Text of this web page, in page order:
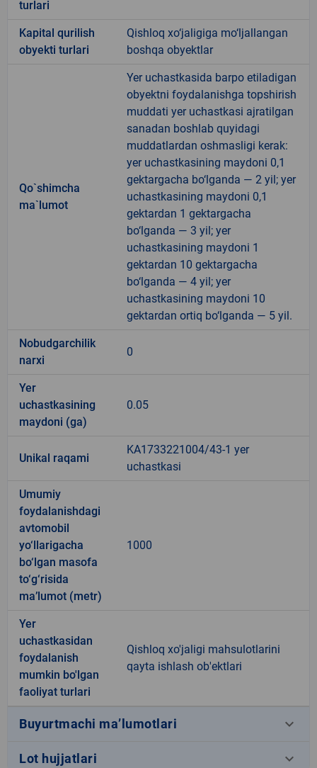
turlari
Kapital qurilish
obyekti turlari
Qishloq xo‘jaligiga mo‘ljallangan
boshqa obyektlar
Qo`shimcha
ma`lumot
Yer uchastkasida barpo etiladigan
obyektni foydalanishga topshirish
muddati yer uchastkasi ajratilgan
sanadan boshlab quyidagi
muddatlardan oshmasligi kerak:
yer uchastkasining maydoni 0,1
gektargacha bo‘lganda — 2 yil; yer
uchastkasining maydoni 0,1
gektardan 1 gektargacha
bo‘lganda — 3 yil; yer
uchastkasining maydoni 1
gektardan 10 gektargacha
bo‘lganda — 4 yil; yer
uchastkasining maydoni 10
gektardan ortiq bo‘lganda — 5 yil.
Nobudgarchilik
narxi
0
Yer
uchastkasining
maydoni (ga)
0.05
Unikal raqami
KA1733221004/43-1 yer
uchastkasi
Umumiy
foydalanishdagi
avtomobil
yo‘llarigacha
bo‘lgan masofa
to‘g‘risida
ma’lumot (metr)
1000
Yer
uchastkasidan
foydalanish
mumkin bo'lgan
faoliyat turlari
Qishloq xo'jaligi mahsulotlarini
qayta ishlash ob'ektlari
Buyurtmachi ma’lumotlari keyboard_arrow_down
Lot hujjatlari keyboard_arrow_down